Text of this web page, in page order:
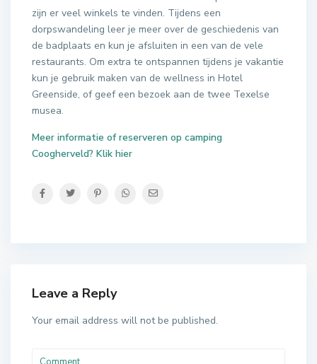
zijn er veel winkels te vinden. Tijdens een
dorpswandeling leer je meer over de geschiedenis van
de badplaats en kun je afsluiten in een van de vele
restaurants. Om extra te ontspannen tijdens je vakantie
kun je gebruik maken van de wellness in Hotel
Greenside, of geef een bezoek aan de twee Texelse
musea.
Meer informatie of reserveren op camping
Coogherveld? Klik hier
Leave a Reply
Your email address will not be published.